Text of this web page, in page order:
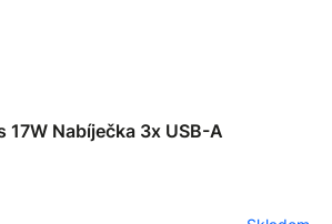
17W Nabíječka 3x USB-A